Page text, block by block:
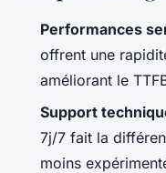
Performances
offrent une
améliorant le
Support
7j/7 fait la
moins